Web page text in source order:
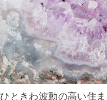
ひときわ波動の高い住